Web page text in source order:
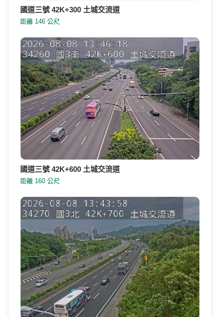
國道三號 42K+300 土城交流道
距離 146 公尺
國道三號 42K+600 土城交流道
距離 160 公尺